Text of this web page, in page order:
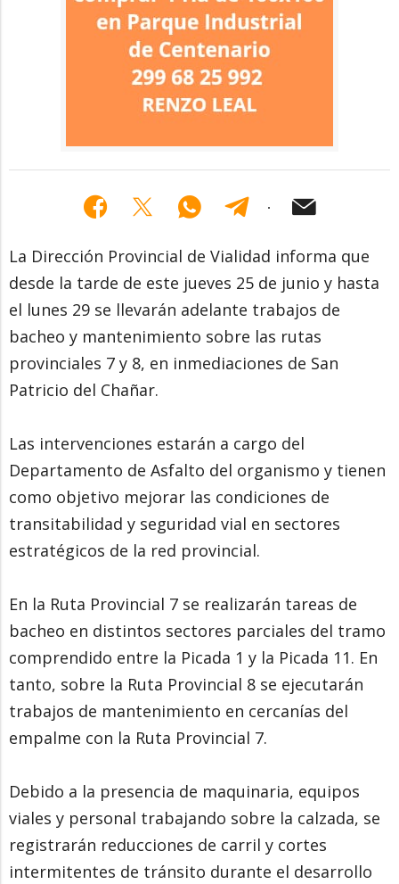
La Dirección Provincial de Vialidad informa que
desde la tarde de este jueves 25 de junio y hasta
el lunes 29 se llevarán adelante trabajos de
bacheo y mantenimiento sobre las rutas
provinciales 7 y 8, en inmediaciones de San
Patricio del Chañar.
Las intervenciones estarán a cargo del
Departamento de Asfalto del organismo y tienen
como objetivo mejorar las condiciones de
transitabilidad y seguridad vial en sectores
estratégicos de la red provincial.
En la Ruta Provincial 7 se realizarán tareas de
bacheo en distintos sectores parciales del tramo
comprendido entre la Picada 1 y la Picada 11. En
tanto, sobre la Ruta Provincial 8 se ejecutarán
trabajos de mantenimiento en cercanías del
empalme con la Ruta Provincial 7.
Debido a la presencia de maquinaria, equipos
viales y personal trabajando sobre la calzada, se
registrarán reducciones de carril y cortes
intermitentes de tránsito durante el desarrollo